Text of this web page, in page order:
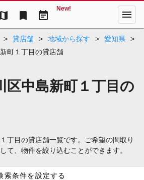
bookmark event_note
New! menu
> 貸店舗 > 地域から探す > 愛知県
>
町１丁目の貸店舗
区中島新町１丁目の
丁目の貸店舗一覧です。ご希望の間取り
て、物件を絞り込むことができます。
索条件を設定する